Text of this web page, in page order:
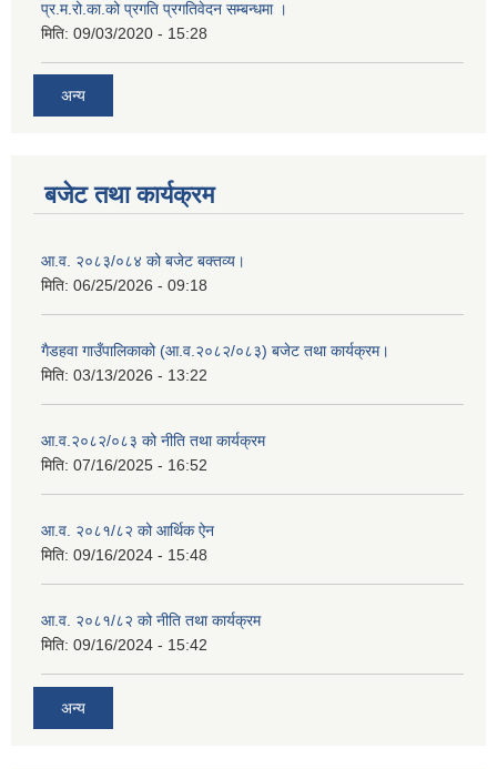
प्र.म.रो.का.को प्रगति प्रगतिवेदन सम्बन्धमा ।
मिति: 09/03/2020 - 15:28
अन्य
बजेट तथा कार्यक्रम
आ.व. २०८३/०८४ को बजेट बक्तव्य।
मिति: 06/25/2026 - 09:18
गैडहवा गाउँपालिकाको (आ.व.२०८२/०८३) बजेट तथा कार्यक्रम।
मिति: 03/13/2026 - 13:22
आ.व.२०८२/०८३ को नीति तथा कार्यक्रम
मिति: 07/16/2025 - 16:52
आ.व. २०८१/८२ को आर्थिक ऐन
मिति: 09/16/2024 - 15:48
आ.व. २०८१/८२ को नीति तथा कार्यक्रम
मिति: 09/16/2024 - 15:42
अन्य